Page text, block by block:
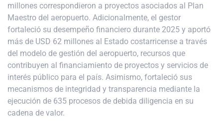
millones correspondieron a proyectos asociados al Plan
Maestro del aeropuerto. Adicionalmente, el gestor
fortaleció su desempeño financiero durante 2025 y aportó
más de USD 62 millones al Estado costarricense a través
del modelo de gestión del aeropuerto, recursos que
contribuyen al financiamiento de proyectos y servicios de
interés público para el país. Asimismo, fortaleció sus
mecanismos de integridad y transparencia mediante la
ejecución de 635 procesos de debida diligencia en su
cadena de valor.